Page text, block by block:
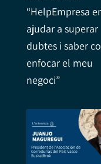
“HelpEmpresa
ajudar a superar
dubtes i saber
enfocar el meu
negoci”